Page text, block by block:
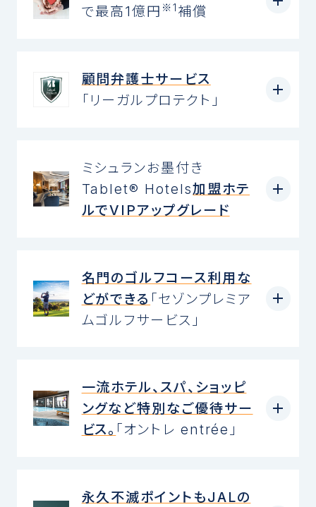
で最高1億円 ※1 補償
顧問弁護士サービス
「リーガルプロテクト」
ミシュランお墨付き
Tablet® Hotels加盟ホテ
ルでVIPアップグレード
名門のゴルフコース利用な
どができる 「セゾンプレミア
ムゴルフサービス」
一流ホテル、スパ、ショッピ
ングなど特別なご優待サー
ビス。 「オントレ entrée」
永久不滅ポイントもJALの